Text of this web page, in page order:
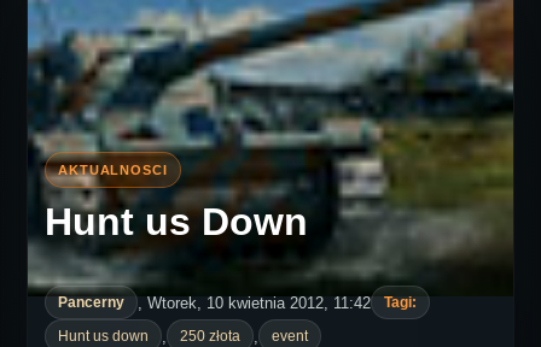
Hunt us Down
Pancerny , Wtorek, 10 kwietnia 2012, 11:42
Tagi:
Hunt us down
250 złota event